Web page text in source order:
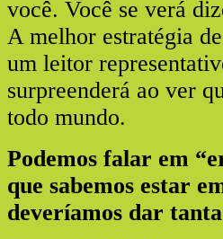
você. Você se verá
A melhor estratégia
um leitor
surpreenderá ao ver
todo mundo.
Podemos falar em
que sabemos estar
deveríamos dar